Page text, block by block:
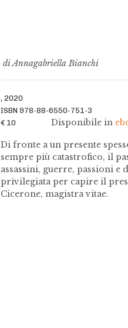
di Annagabriella Bianchi
, 2020
ISBN 978-88-6550-751-3
€ 10
Disponibile in
Di fronte a un presente
sempre più catastrofico, il
assassini, guerre, passioni
privilegiata per capire il
Cicerone, magistra vitae.